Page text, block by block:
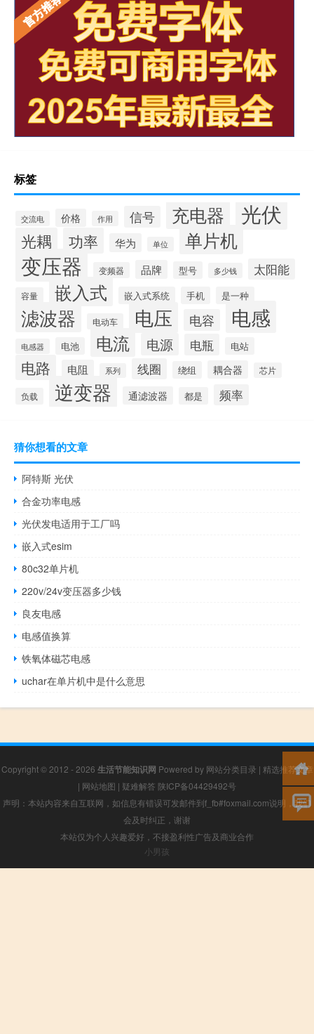
标签
交流电 价格 作用 信号 充电器 光伏
光耦 功率 华为 单位 单片机
变压器 变频器 品牌 型号 多少钱 太阳能
容量 嵌入式 嵌入式系统 手机 是一种
滤波器 电动车 电压 电容 电感
电感器 电池 电流 电源 电瓶 电站
电路 电阻 系列 线圈 绕组 耦合器 芯片
负载 逆变器 通滤波器 都是 频率
猜你想看的文章
阿特斯 光伏
合金功率电感
光伏发电适用于工厂吗
嵌入式esim
80c32单片机
220v/24v变压器多少钱
良友电感
电感值换算
铁氧体磁芯电感
uchar在单片机中是什么意思
Copyright © 2012 - 2026 生活节能知识网 Powered by 网站分类目录 | 精选推荐文章
| 网站地图 | 疑难解答 陕ICP备04429492号
声明：本站内容来自互联网，如信息有错误可发邮件到f_fb#foxmail.com说明，我们
会及时纠正，谢谢
本站仅为个人兴趣爱好，不接盈利性广告及商业合作
小男孩